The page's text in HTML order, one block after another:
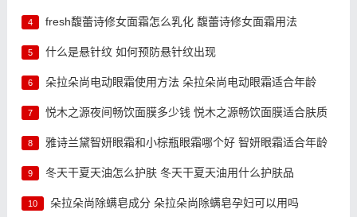
4 fresh馥蕾诗修女面霜怎么乳化 馥蕾诗修女面霜用法
5 什么是悬针纹 如何预防悬针纹出现
6 朵拉朵尚电动眼霜使用方法 朵拉朵尚电动眼霜适合年龄
7 悦木之源夜间畅饮面膜多少钱 悦木之源畅饮面膜适合肤质
8 雅诗兰黛智妍眼霜和小棕瓶眼霜哪个好 智妍眼霜适合年龄
9 冬天干夏天油怎么护肤 冬天干夏天油用什么护肤品
10 朵拉朵尚除螨皂成分 朵拉朵尚除螨皂孕妇可以用吗